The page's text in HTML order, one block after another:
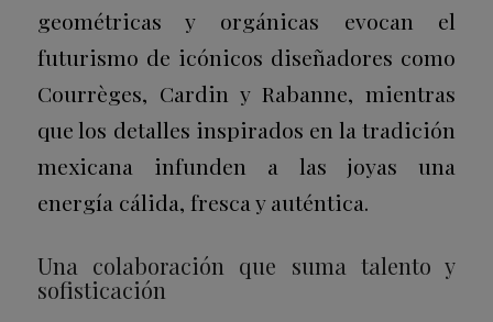
geométricas y orgánicas evocan el
futurismo de icónicos diseñadores como
Courrèges, Cardin y Rabanne, mientras
que los detalles inspirados en la tradición
mexicana infunden a las joyas una
energía cálida, fresca y auténtica.
Una colaboración que suma talento y
sofisticación